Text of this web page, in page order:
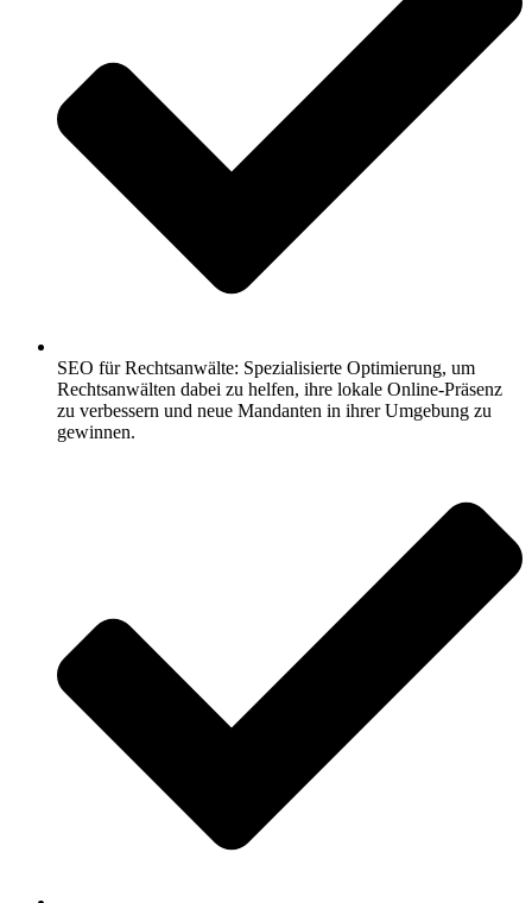
SEO für Rechtsanwälte: Spezialisierte Optimierung, um
Rechtsanwälten dabei zu helfen, ihre lokale Online-Präsenz
zu verbessern und neue Mandanten in ihrer Umgebung zu
gewinnen.